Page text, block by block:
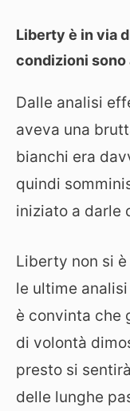
Liberty è in via
condizioni
Dalle analisi
aveva una
bianchi era
quindi
iniziato a darle
Liberty non si
le ultime
è convinta che
di volontà
presto si
delle lunghe